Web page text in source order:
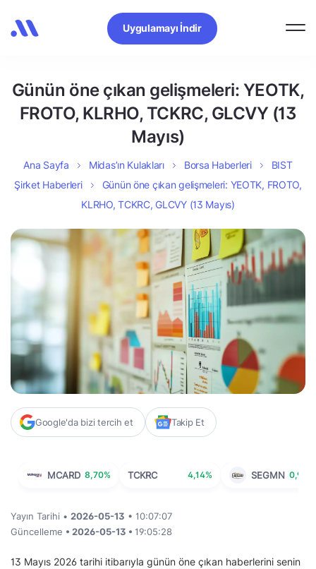
Uygulamayı İndir
Günün öne çıkan gelişmeleri: YEOTK,
FROTO, KLRHO, TCKRC, GLCVY (13
Mayıs)
Ana Sayfa Midas’ın Kulakları Borsa Haberleri
BIST
Şirket Haberleri
Günün öne çıkan gelişmeleri: YEOTK, FROTO,
KLRHO, TCKRC, GLCVY (13 Mayıs)
Google'da bizi tercih et Takip Et
MCARD 8,70% TCKRC 4,14% SEGMN 0,97%
Yayın Tarihi • 2026-05-13 • 10:07:07
Güncelleme • 2026-05-13 • 19:05:28
13 Mayıs 2026 tarihi itibarıyla günün öne çıkan haberlerini senin